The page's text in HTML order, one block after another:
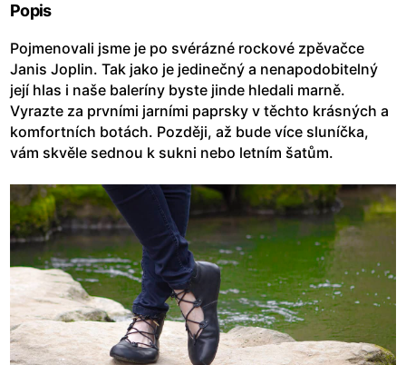
Popis
Pojmenovali jsme je po svérázné rockové zpěvačce
Janis Joplin. Tak jako je jedinečný a nenapodobitelný
její hlas i naše baleríny byste jinde hledali marně.
Vyrazte za prvními jarními paprsky v těchto krásných a
komfortních botách. Později, až bude více sluníčka,
vám skvěle sednou k sukni nebo letním šatům.